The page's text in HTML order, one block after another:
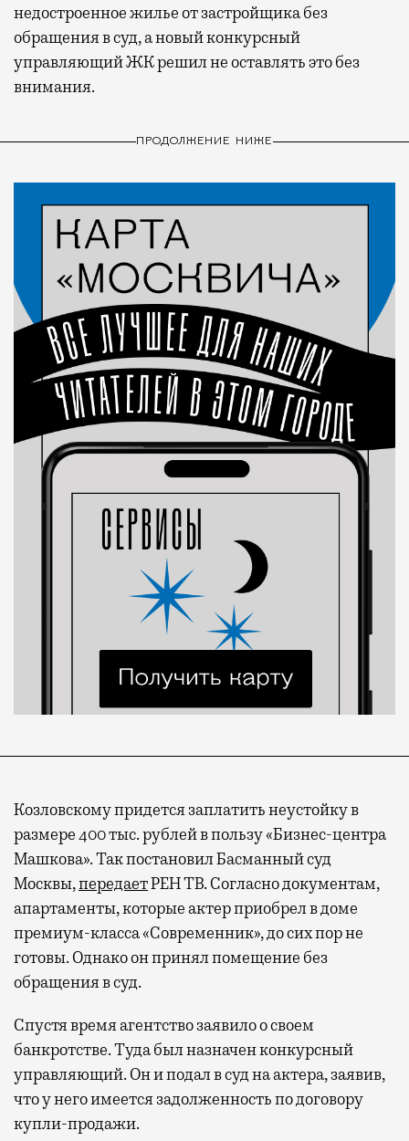
недостроенное жилье от застройщика без
обращения в суд, а новый конкурсный
управляющий ЖК решил не оставлять это без
внимания.
ПРОДОЛЖЕНИЕ НИЖЕ
Козловскому придется заплатить неустойку в
размере 400 тыс. рублей в пользу «Бизнес-центра
Машкова». Так постановил Басманный суд
Москвы,передаетРЕН ТВ. Согласно документам,
апартаменты, которые актер приобрел в доме
премиум-класса «Современник», до сих пор не
готовы. Однако он принял помещение без
обращения в суд.
Спустя время агентство заявило о своем
банкротстве. Туда был назначен конкурсный
управляющий. Он и подал в суд на актера, заявив,
что у него имеется задолженность по договору
купли-продажи.